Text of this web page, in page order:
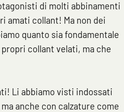
di molti abbinamenti
amati collant! Ma non dei
quanto sia fondamentale
collant velati, ma che
Li abbiamo visti indossati
anche con calzature come